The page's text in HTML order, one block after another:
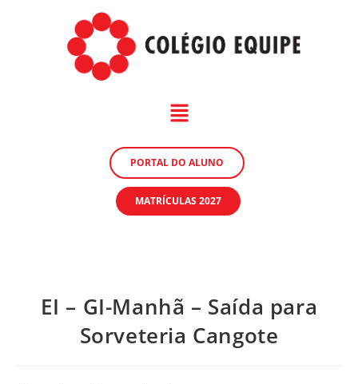
PORTAL DO ALUNO
MATRÍCULAS 2027
EI – GI-Manhã – Saída para
Sorveteria Cangote